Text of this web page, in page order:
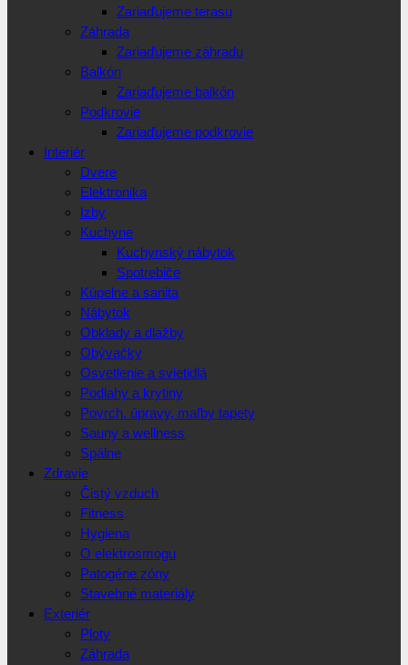
Zariaďujeme terasu
Záhrada
Zariaďujeme záhradu
Balkón
Zariaďujeme balkón
Podkrovie
Zariaďujeme podkrovie
Interiér
Dvere
Elektronika
Izby
Kuchyne
Kuchynský nábytok
Spotrebiče
Kúpelne a sanita
Nábytok
Obklady a dlažby
Obývačky
Osvetlenie a svietidlá
Podlahy a krytiny
Povrch. úpravy, maľby tapety
Sauny a wellness
Spálne
Zdravie
Čistý vzduch
Fitness
Hygiena
O elektrosmogu
Patogéne zóny
Stavebné materiály
Exteriér
Ploty
Záhrada